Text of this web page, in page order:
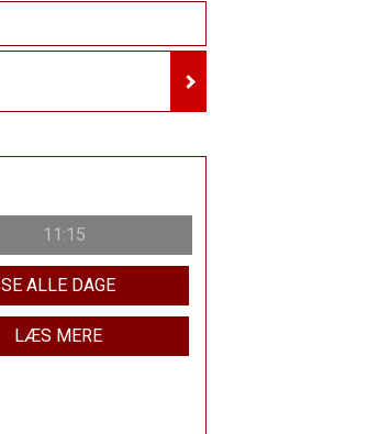
11:15
SE ALLE DAGE
LÆS MERE